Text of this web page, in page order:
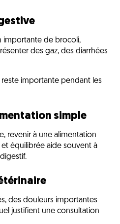
importante de brocoli,
des gaz, des diarrhées
importante pendant les
simple
revenir à une alimentation
équilibrée aide souvent à
des douleurs importantes
justifient une consultation